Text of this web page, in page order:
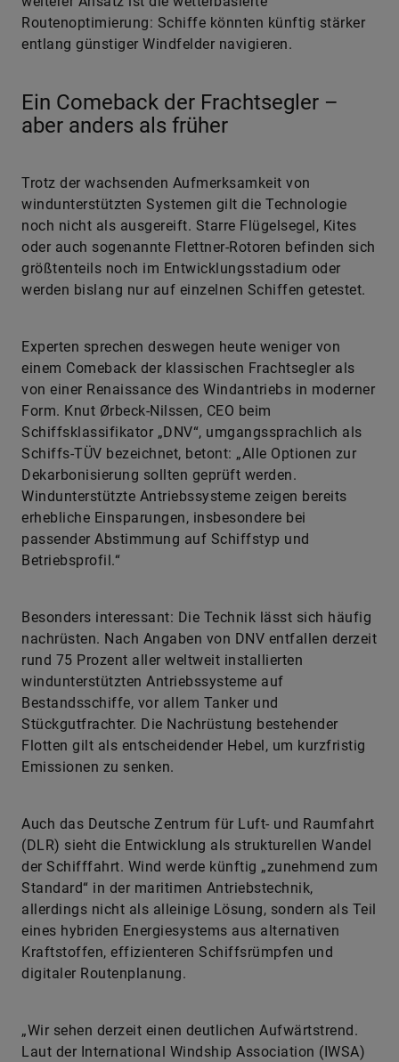
Routenoptimierung: Schiffe könnten künftig stärker
entlang günstiger Windfelder navigieren.
Ein Comeback der Frachtsegler –
aber anders als früher
Trotz der wachsenden Aufmerksamkeit von
windunterstützten Systemen gilt die Technologie
noch nicht als ausgereift. Starre Flügelsegel, Kites
oder auch sogenannte Flettner-Rotoren befinden sich
größtenteils noch im Entwicklungsstadium oder
werden bislang nur auf einzelnen Schiffen getestet.
Experten sprechen deswegen heute weniger von
einem Comeback der klassischen Frachtsegler als
von einer Renaissance des Windantriebs in moderner
Form. Knut Ørbeck-Nilssen, CEO beim
Schiffsklassifikator „DNV“, umgangssprachlich als
Schiffs-TÜV bezeichnet, betont: „Alle Optionen zur
Dekarbonisierung sollten geprüft werden.
Windunterstützte Antriebssysteme zeigen bereits
erhebliche Einsparungen, insbesondere bei
passender Abstimmung auf Schiffstyp und
Betriebsprofil.“
Besonders interessant: Die Technik lässt sich häufig
nachrüsten. Nach Angaben von DNV entfallen derzeit
rund 75 Prozent aller weltweit installierten
windunterstützten Antriebssysteme auf
Bestandsschiffe, vor allem Tanker und
Stückgutfrachter. Die Nachrüstung bestehender
Flotten gilt als entscheidender Hebel, um kurzfristig
Emissionen zu senken.
Auch das Deutsche Zentrum für Luft- und Raumfahrt
(DLR) sieht die Entwicklung als strukturellen Wandel
der Schifffahrt. Wind werde künftig „zunehmend zum
Standard“ in der maritimen Antriebstechnik,
allerdings nicht als alleinige Lösung, sondern als Teil
eines hybriden Energiesystems aus alternativen
Kraftstoffen, effizienteren Schiffsrümpfen und
digitaler Routenplanung.
„Wir sehen derzeit einen deutlichen Aufwärtstrend.
Laut der International Windship Association (IWSA)